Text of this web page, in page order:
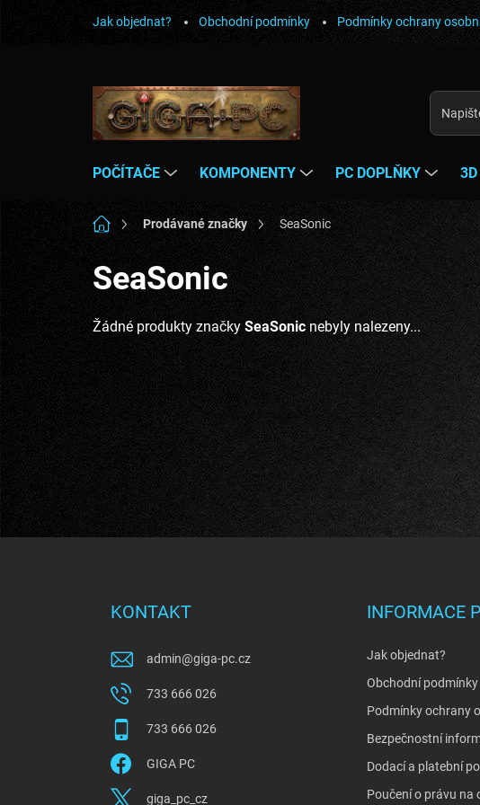
Jak objednat? Obchodní podmínky Podmínky ochrany
POČÍTAČE KOMPONENTY PC DOPLŇKY 3D
Domů Prodávané značky SeaSonic
SeaSonic
Žádné produkty značky SeaSonic nebyly nalezeny...
KONTAKT
admin@giga-pc.cz
733 666 026
733 666 026
GIGA PC
giga_pc_cz
INFORMACE
Jak objednat?
Obchodní podmínky
Podmínky ochrany
Bezpečnostní
Dodací a platební
Poučení o právu na